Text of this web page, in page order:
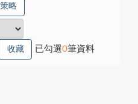
略
收藏 已勾選0筆資料